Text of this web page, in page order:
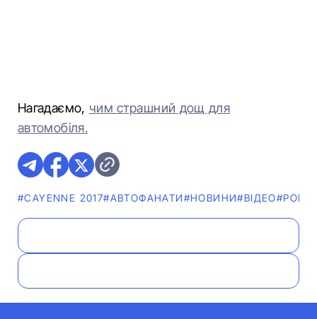
Нагадаємо, чим страшний дощ для
автомобіля.
#CAYENNE 2017#АВТОФАНАТИ#НОВИНИ#ВІДЕО